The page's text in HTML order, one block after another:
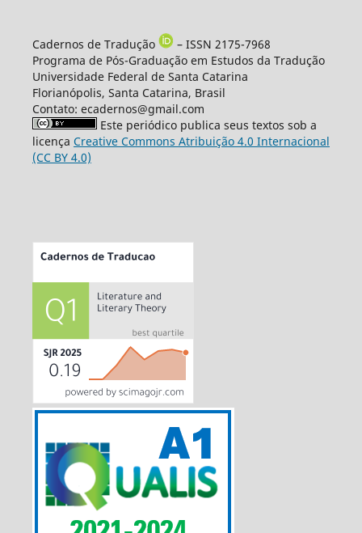
Cadernos de Tradução
– ISSN 2175-7968
Programa de Pós-Graduação em Estudos da Tradução
Universidade Federal de Santa Catarina
Florianópolis, Santa Catarina, Brasil
Contato: ecadernos@gmail.com
Este periódico publica seus textos sob a
licença Creative Commons Atribuição 4.0 Internacional
(CC BY 4.0)